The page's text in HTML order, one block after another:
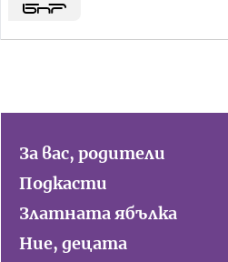
За вас, родители
Подкасти
Златната ябълка
Ние, децата